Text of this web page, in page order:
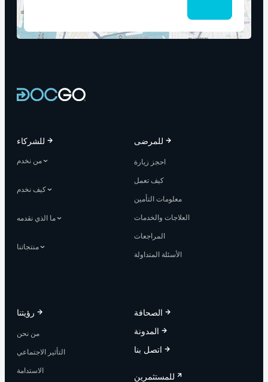
للشركاء
من نخدم
كيف نخدم
ما الذي نقدمه
منتجاتنا
للمرضى
احجز زيارة
كيف تعمل
معلومات التأمين
العلاجات والخدمات
المراجعات
الأسئلة المتداولة
رؤيتنا
من نحن
التأثير الاجتماعي
الاستدامة
الصحافة
المدونة
اتصل بنا
للمستثمرين